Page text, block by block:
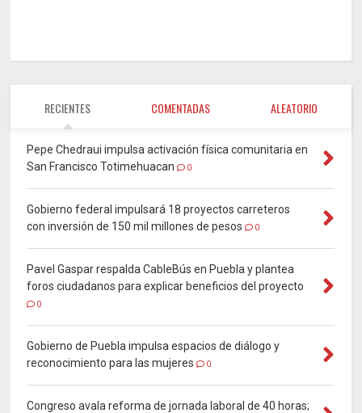
RECIENTES COMENTADAS ALEATORIO
Pepe Chedraui impulsa activación física comunitaria en
San Francisco Totimehuacan
0
Gobierno federal impulsará 18 proyectos carreteros
con inversión de 150 mil millones de pesos
0
Pavel Gaspar respalda CableBús en Puebla y plantea
foros ciudadanos para explicar beneficios del proyecto
0
Gobierno de Puebla impulsa espacios de diálogo y
reconocimiento para las mujeres
0
Congreso avala reforma de jornada laboral de 40 horas;